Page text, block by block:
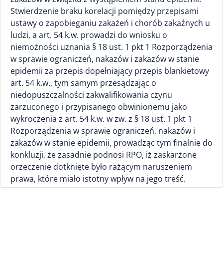
Stwierdzenie braku korelacji pomiędzy przepisami
ustawy o zapobieganiu zakażeń i chorób zakaźnych u
ludzi, a art. 54 k.w. prowadzi do wniosku o
niemożności uznania § 18 ust. 1 pkt 1 Rozporządzenia
w sprawie ograniczeń, nakazów i zakazów w stanie
epidemii za przepis dopełniający przepis blankietowy
art. 54 k.w., tym samym przesądzając o
niedopuszczalności zakwalifikowania czynu
zarzuconego i przypisanego obwinionemu jako
wykroczenia z art. 54 k.w. w zw. z § 18 ust. 1 pkt 1
Rozporządzenia w sprawie ograniczeń, nakazów i
zakazów w stanie epidemii, prowadząc tym finalnie do
konkluzji, że zasadnie podnosi RPO, iż zaskarżone
orzeczenie dotknięte było rażącym naruszeniem
prawa, które miało istotny wpływ na jego treść.